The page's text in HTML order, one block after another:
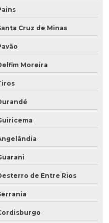
Cruz de Minas
Moreira
de Entre Rios